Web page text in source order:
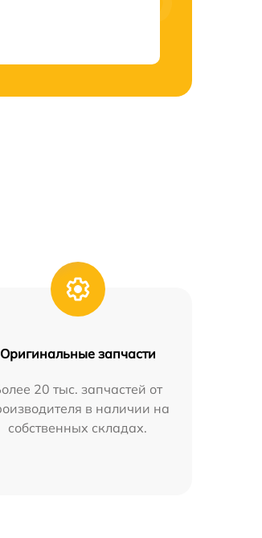
Оригинальные запчасти
20 тыс. запчастей от
в наличии на
собственных складах.